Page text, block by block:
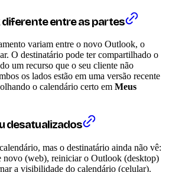
entre as partes
variam entre o novo Outlook, o
O destinatário pode ter compartilhado o
um recurso que o seu cliente não
os lados estão em uma versão recente
o calendário certo em Meus
desatualizados
mas o destinatário ainda não vê:
novo (web), reiniciar o Outlook (desktop)
a visibilidade do calendário (celular).